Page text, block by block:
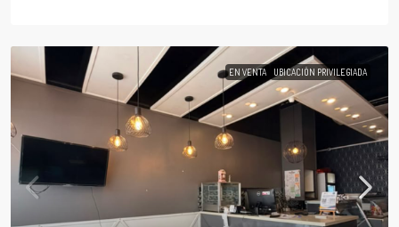
EN VENTA UBICACIÓN PRIVILEGIADA